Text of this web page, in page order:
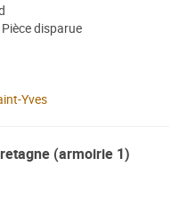
disparue
Yves
(armoirie 1)